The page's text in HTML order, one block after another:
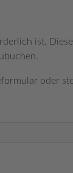
ist.
oder